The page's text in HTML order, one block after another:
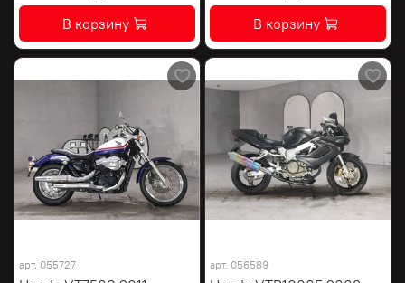
В корзину В корзину
арт. 055727 арт. 056589